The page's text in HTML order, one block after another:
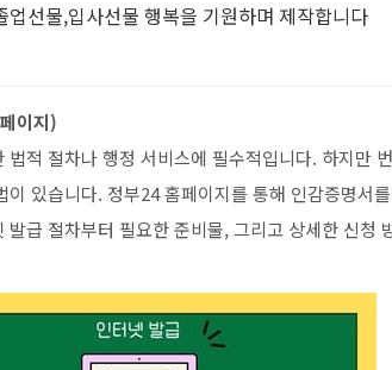
선물,입사선물 행복을 기원하며 제작합니다
이지)
적 절차나 행정 서비스에 필수적입니다. 하지만
있습니다. 정부24 홈페이지를 통해 인감증명서
급 절차부터 필요한 준비물, 그리고 상세한 신청